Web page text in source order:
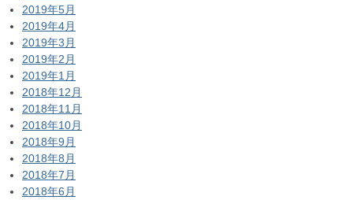
2019年5月
2019年4月
2019年3月
2019年2月
2019年1月
2018年12月
2018年11月
2018年10月
2018年9月
2018年8月
2018年7月
2018年6月